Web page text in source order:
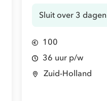
Sluit over 3 dagen
100
36 uur p/w
Zuid-Holland